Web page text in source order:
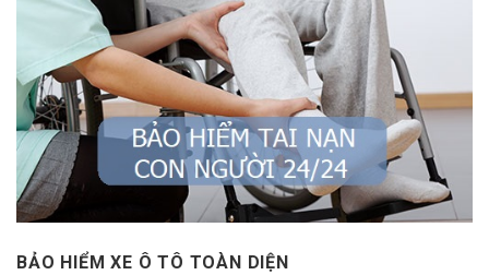
BẢO HIỂM XE Ô TÔ TOÀN DIỆN